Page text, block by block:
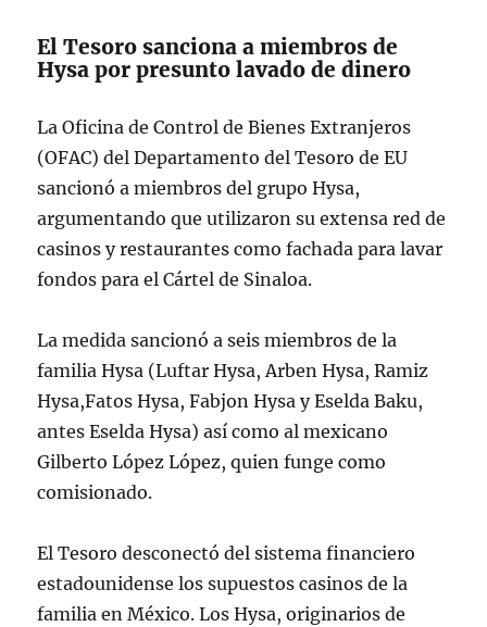
El Tesoro sanciona a miembros de
Hysa por presunto lavado de dinero
La Oficina de Control de Bienes Extranjeros
(OFAC) del Departamento del Tesoro de EU
sancionó a miembros del grupo Hysa,
argumentando que utilizaron su extensa red de
casinos y restaurantes como fachada para lavar
fondos para el Cártel de Sinaloa.
La medida sancionó a seis miembros de la
familia Hysa (Luftar Hysa, Arben Hysa, Ramiz
Hysa,Fatos Hysa, Fabjon Hysa y Eselda Baku,
antes Eselda Hysa) así como al mexicano
Gilberto López López, quien funge como
comisionado.
El Tesoro desconectó del sistema financiero
estadounidense los supuestos casinos de la
familia en México. Los Hysa, originarios de